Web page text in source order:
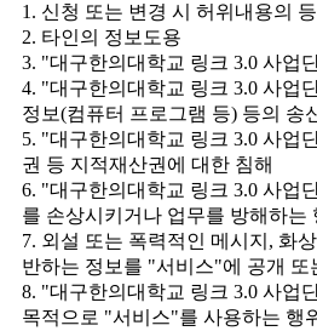
1. 신청 또는 변경 시 허위내용의
2. 타인의 정보도용
3. "대구한의대학교 링크 3.0 사업
4. "대구한의대학교 링크 3.0 사업
정보(컴퓨터 프로그램 등) 등의 송
5. "대구한의대학교 링크 3.0 사업
권 등 지적재산권에 대한 침해
6. "대구한의대학교 링크 3.0 사업
를 손상시키거나 업무를 방해하는
7. 외설 또는 폭력적인 메시지, 화
반하는 정보를 "서비스"에 공개 또
8. "대구한의대학교 링크 3.0 사업
목적으로 "서비스"를 사용하는 행